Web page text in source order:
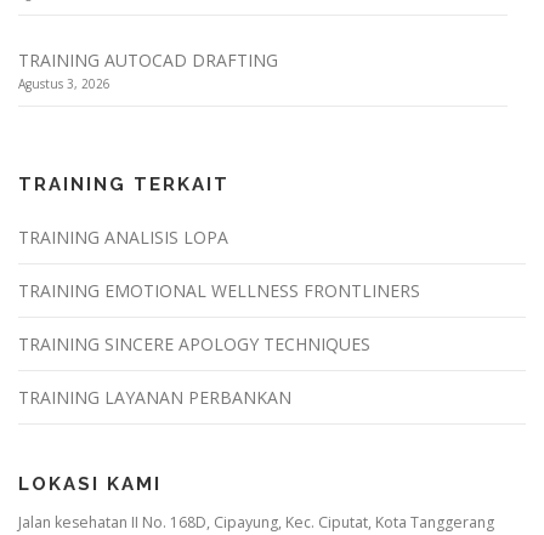
TRAINING AUTOCAD DRAFTING
Agustus 3, 2026
TRAINING TERKAIT
TRAINING ANALISIS LOPA
TRAINING EMOTIONAL WELLNESS FRONTLINERS
TRAINING SINCERE APOLOGY TECHNIQUES
TRAINING LAYANAN PERBANKAN
LOKASI KAMI
Jalan kesehatan II No. 168D, Cipayung, Kec. Ciputat, Kota Tanggerang